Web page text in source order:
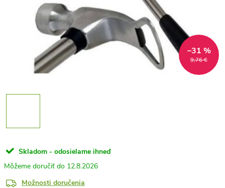
9,76 €
–31 %
Skladom - odosielame ihneď
12.8.2026
Možnosti doručenia